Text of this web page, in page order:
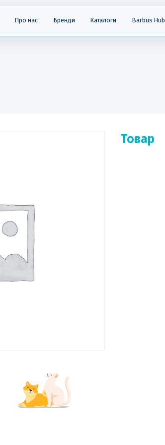
Про нас Бренди Каталоги Barbus Hub
Товар